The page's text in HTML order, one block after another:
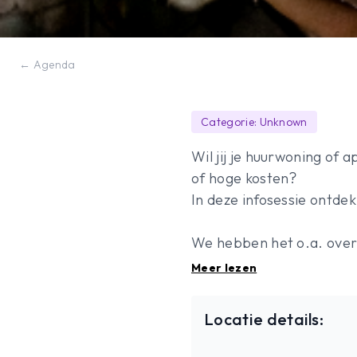
← Agenda
Categorie: Unknown
Wil jij je huurwoning of
of hoge kosten?
In deze infosessie
We hebben het o.a.
isolatie en slimme
minder interessant zijn,
Meer lezen
Locatie details: